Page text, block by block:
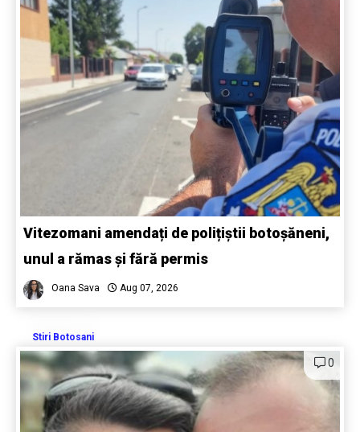
Vitezomani amendați de polițiștii botoșăneni,
unul a rămas și fără permis
Oana Sava Aug 07, 2026
Stiri Botosani
0